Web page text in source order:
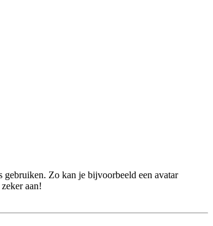
gebruiken. Zo kan je bijvoorbeeld een avatar
aan!